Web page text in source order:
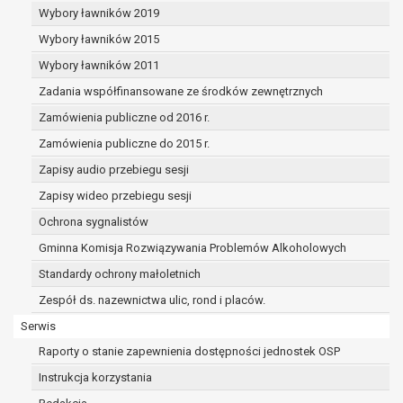
Wybory ławników 2019
Wybory ławników 2015
Wybory ławników 2011
Zadania współfinansowane ze środków zewnętrznych
Zamówienia publiczne od 2016 r.
Zamówienia publiczne do 2015 r.
Zapisy audio przebiegu sesji
Zapisy wideo przebiegu sesji
Ochrona sygnalistów
Gminna Komisja Rozwiązywania Problemów Alkoholowych
Standardy ochrony małoletnich
Zespół ds. nazewnictwa ulic, rond i placów.
Serwis
Raporty o stanie zapewnienia dostępności jednostek OSP
Instrukcja korzystania
celu wywiązania się z obowiązku
wynikającego z przepisów prawa;
prawo do żądania ograniczenia
przetwarzania danych osobowych na
podstawie art. 18 RODO, w przypadku gdy:
osoba, której dane dotyczą
kwestionuje prawidłowość danych
osobowych – na okres pozwalający
administratorowi sprawdzić
prawidłowość tych danych,
przetwarzanie danych jest niezgodne
z prawem, a osoba, której dane
dotyczą, sprzeciwia się usunięciu
danych, żądając w zamian ich
ograniczenia,
której dane dotyczą, potrzebuje ich do
ustalenia, obrony lub dochodzenia